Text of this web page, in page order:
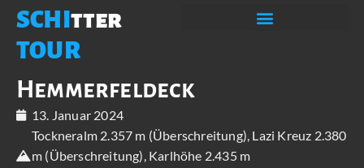
SCHItter
TOUR
Hemmerfeldeck
13. Januar 2024
Tockneralm 2.357 m (Überschreitung), Lazi Kreuz 2.380
m (Überschreitung), Karlhöhe 2.435 m